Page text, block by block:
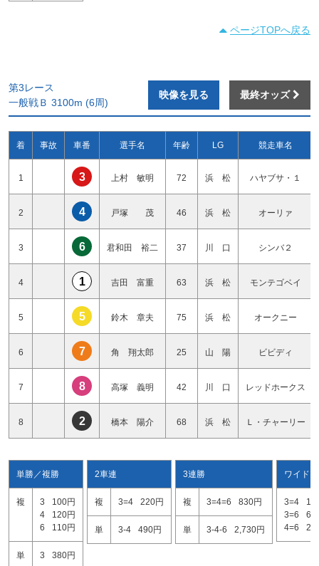
ページTOPへ戻る
第3レース
一般戦Ｂ 3100m (6周)
映像を見る 最終オッズ
着 事故 車番 選手名 年齢 LG 競走車名
1 3 上村 敏明 72 浜 松 ハヤブサ・１
2 4 戸塚 茂 46 浜 松 オーリァ
3 6 君和田 裕二 37 川 口 シンバ２
4 1 吉田 富重 63 浜 松 モンテゴベイ
5 5 鈴木 章夫 75 浜 松 オークニー
6 7 角 翔太郎 25 山 陽 ビビディ
7 8 高塚 義明 42 川 口 レッドホークス
8 2 橋本 陽介 68 浜 松 Ｌ・チャーリー
単勝／複勝
複 3
100円
4
120円
6
110円
単 3 380円
2車連
複 3=4 220円
単 3-4 490円
3連勝
複 3=4=6 830円
単 3-4-6 2,730円
ワイド
3=4
3=6
4=6